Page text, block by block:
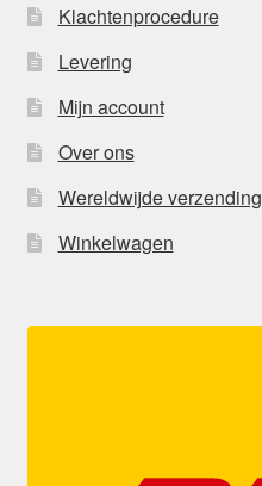
Klachtenprocedure
Levering
Mijn account
Over ons
Wereldwijde verzending
Winkelwagen